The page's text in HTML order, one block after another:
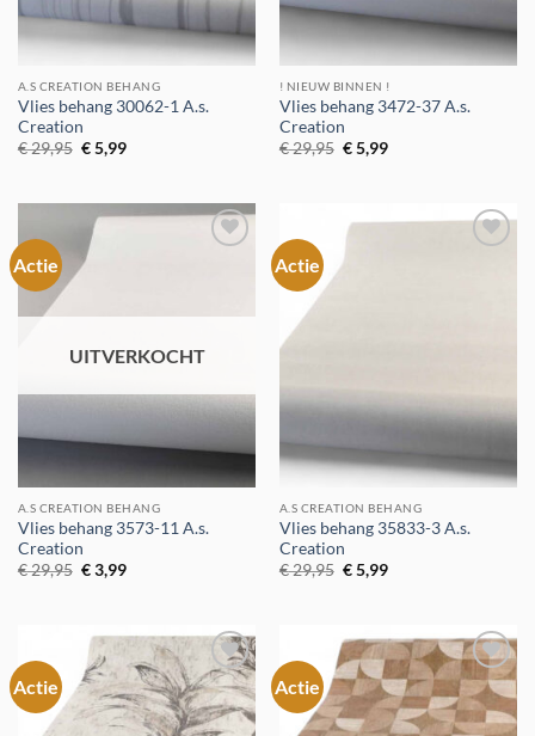
A.S CREATION BEHANG
Vlies behang 30062-1 A.s.
Creation
€29,95 Oorspronkelijke
prijs
€5,99Huidige
! NIEUW BINNEN !
Vlies behang 3472-37 A.s.
Creation
€29,95 Oorspronkelijke
prijs
€5,99Huidige
Actie
UITVERKOCHT
A.S CREATION BEHANG
Vlies behang 3573-11 A.s.
Creation
€29,95 Oorspronkelijke
prijs
€3,99Huidige
Actie
A.S CREATION BEHANG
Vlies behang 35833-3 A.s.
Creation
€29,95 Oorspronkelijke
prijs
€5,99Huidige
Actie
Toevoegen
aan
verlanglijst
Actie
Toevoegen
aan
verlanglijst